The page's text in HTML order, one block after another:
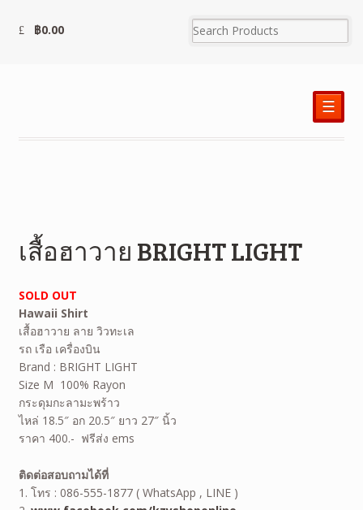
฿0.00
☰
เสื้อฮาวาย BRIGHT LIGHT
SOLD OUT
Hawaii Shirt
เสื้อฮาวาย ลาย วิวทะเล
รถ เรือ เครื่องบิน
Brand : BRIGHT LIGHT
Size M 100% Rayon
กระดุมกะลามะพร้าว
ไหล่ 18.5″ อก 20.5″ ยาว 27″ นิ้ว
ราคา 400.- ฟรีส่ง ems
ติดต่อสอบถามได้ที่
1. โทร : 086-555-1877 ( WhatsApp , LINE )